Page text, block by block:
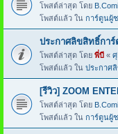
โพสต์ล่าสุด โดย
โพสต์แล้ว ใน การ์ตูนผู้
ประกาศลิขสิทธิ์การ์
โพสต์ล่าสุด โดย พี่บี « ศุ
โพสต์แล้ว ใน ประกาศ
[รีวิว] ZOOM
โพสต์ล่าสุด โดย
โพสต์แล้ว ใน การ์ตูนผู้